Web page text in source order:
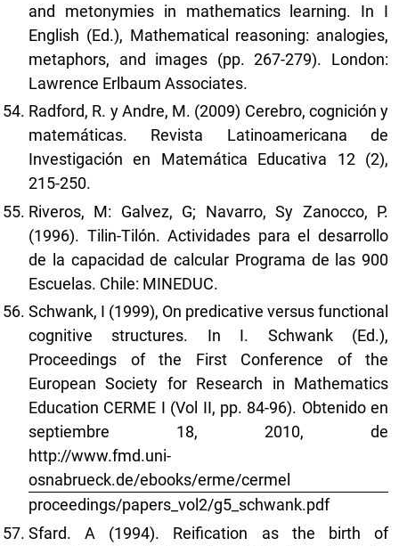
and metonymies in mathematics learning. In I
English (Ed.), Mathematical reasoning: analogies,
metaphors, and images (pp. 267-279). London:
Lawrence Erlbaum Associates.
Radford, R. y Andre, M. (2009) Cerebro, cognición y
matemáticas. Revista Latinoamericana de
Investigación en Matemática Educativa 12 (2),
215-250.
Riveros, M: Galvez, G; Navarro, Sy Zanocco, P.
(1996). Tilin-Tilón. Actividades para el desarrollo
de la capacidad de calcular Programa de las 900
Escuelas. Chile: MINEDUC.
Schwank, I (1999), On predicative versus functional
cognitive structures. In I. Schwank (Ed.),
Proceedings of the First Conference of the
European Society for Research in Mathematics
Education CERME I (Vol II, pp. 84-96). Obtenido en
septiembre 18, 2010, de
http://www.fmd.uni-
osnabrueck.de/ebooks/erme/cermel
proceedings/papers_vol2/g5_schwank.pdf
Sfard. A (1994). Reification as the birth of